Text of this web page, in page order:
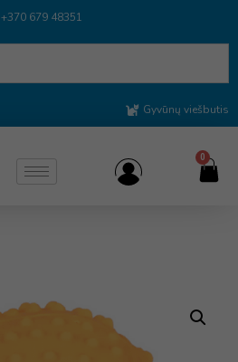
+370 679 48351
Gyvūnų viešbutis
0